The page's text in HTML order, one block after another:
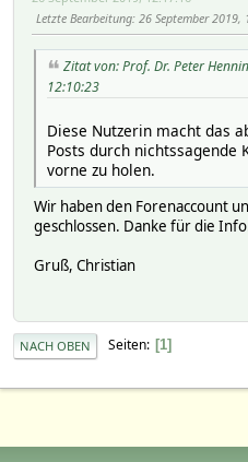
Letzte Bearbeitung: 26 September
Zitat von: Prof. Dr. Peter
12:10:23
Diese Nutzerin macht das
Posts durch nichtssagende
vorne zu holen.
Wir haben den Forenaccount
geschlossen. Danke für die
Gruß, Christian
NACH OBEN Seiten 1